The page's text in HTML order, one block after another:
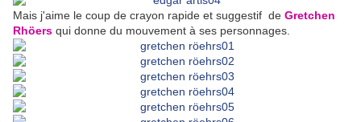
Mais j'aime le coup de crayon rapide et suggestif de Gretchen
Rhöers qui donne du mouvement à ses personnages.